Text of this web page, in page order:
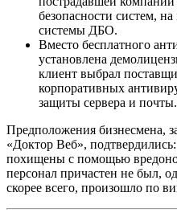
безопасности систем,
системы ДБО.
Вместо бесплатного
установлена
клиент выбрал
корпоративных
защиты сервера и почты.
Предположения бизнесмена,
«Доктор Веб»,
похищены с помощью
персонал причастен не был,
скорее всего, произошло по